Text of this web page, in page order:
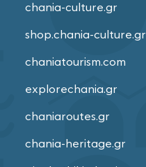
chania-culture.gr
shop.chania-culture.gr
chaniatourism.com
explorechania.gr
chaniaroutes.gr
chania-heritage.gr